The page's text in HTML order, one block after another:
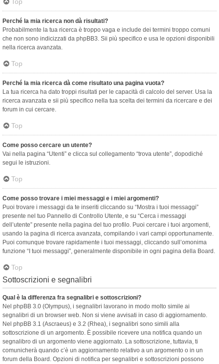
Perché la mia ricerca non dà risultati?
Probabilmente la tua ricerca è troppo vaga e include dei termini troppo comuni
che non sono indicizzati da phpBB3. Sii più specifico e usa le opzioni disponibili
nella ricerca avanzata.
Top
Perché la mia ricerca dà come risultato una pagina vuota?
La tua ricerca ha dato troppi risultati per le capacità di calcolo del server. Usa la
ricerca avanzata e sii più specifico nella tua scelta dei termini da ricercare e dei
forum in cui cercare.
Top
Come posso cercare un utente?
Vai nella pagina “Utenti” e clicca sul collegamento “trova utente”, dopodiché
segui le istruzioni.
Top
Come posso trovare i miei messaggi e i miei argomenti?
Puoi trovare i messaggi da te inseriti cliccando su “Mostra i tuoi messaggi”
presente nel tuo Pannello di Controllo Utente, e su “Cerca i messaggi
dell’utente” presente nella pagina del tuo profilo. Puoi cercare i tuoi argomenti,
usando la pagina di ricerca avanzata, compilando i vari campi opportunamente.
Puoi comunque trovare rapidamente i tuoi messaggi, cliccando sull’omonima
funzione “I tuoi messaggi”, generalmente disponibile in ogni pagina della Board.
Top
Sottoscrizioni e segnalibri
Qual è la differenza fra segnalibri e sottoscrizioni?
Nel phpBB 3.0 (Olympus), i segnalibri lavorano in modo molto simile ai
segnalibri di un browser web. Non si viene avvisati in caso di aggiornamento.
Nel phpBB 3.1 (Ascraeus) e 3.2 (Rhea), i segnalibri sono simili alla
sottoscrizione di un argomento. È possibile ricevere una notifica quando un
segnalibro di un argomento viene aggiornato. La sottoscrizione, tuttavia, ti
comunicherà quando c’è un aggiornamento relativo a un argomento o in un
forum della Board. Opzioni di notifica per segnalibri e sottoscrizioni possono